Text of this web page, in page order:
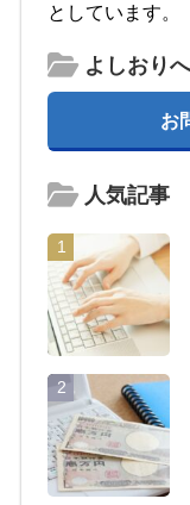
としています。
よしおり
お問い
人気記事
1
2